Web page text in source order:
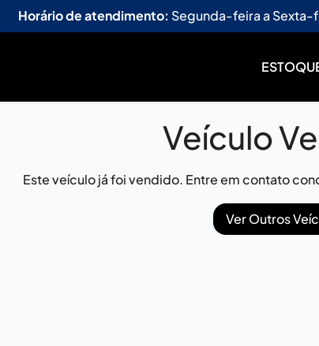
Horário de atendimento: Segunda-feira a Sexta-
Veículo
Este veículo já foi vendido. Entre em contato
Ver Outros